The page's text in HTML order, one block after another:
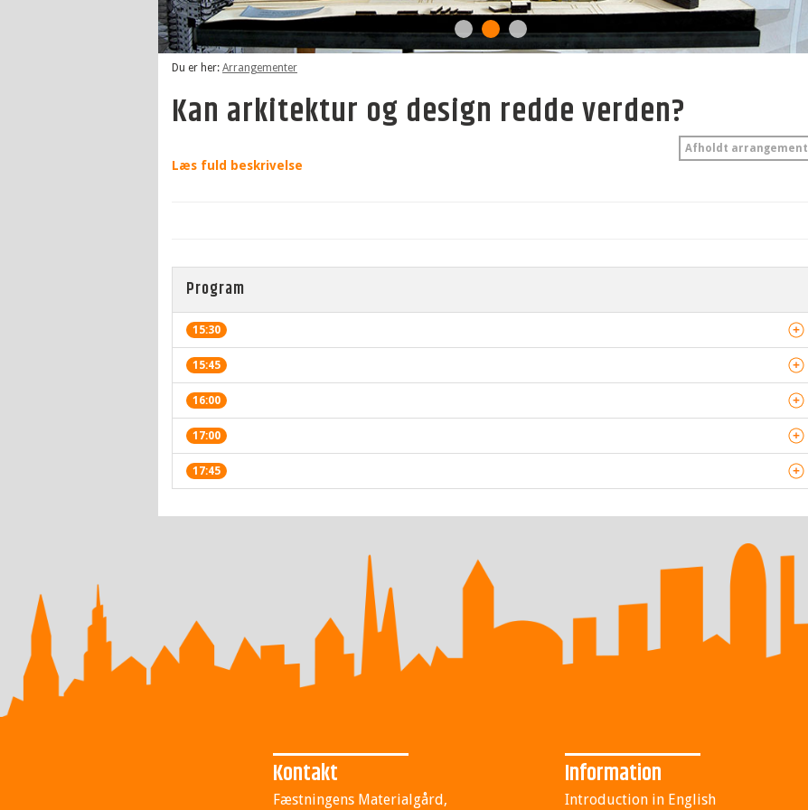
Du er her: Arrangementer
Kan arkitektur og design redde verden?
Afholdt arrangement
Læs fuld beskrivelse
Program
15:30
15:45
16:00
17:00
17:45
Kontakt
Fæstningens Materialgård,
Information
Introduction in English